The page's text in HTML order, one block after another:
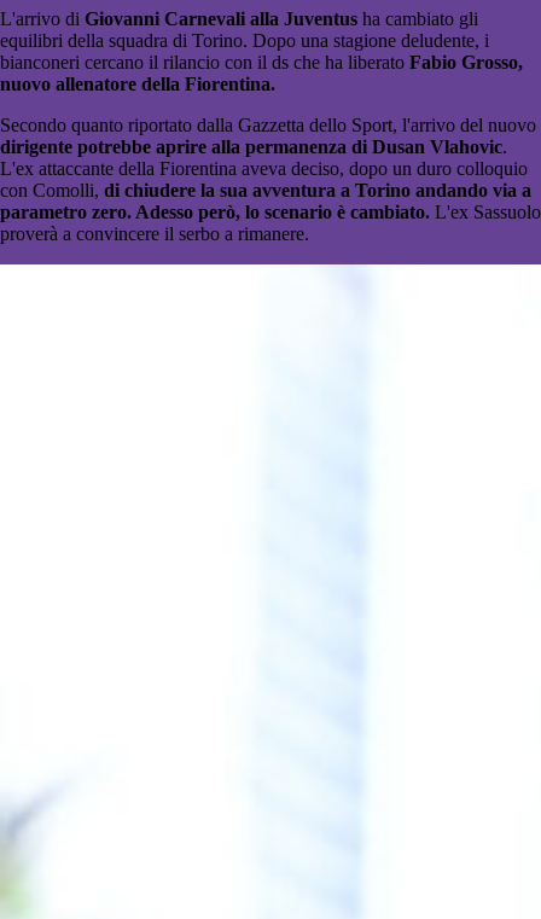
L'arrivo di Giovanni Carnevali alla Juventus ha cambiato gli
equilibri della squadra di Torino. Dopo una stagione deludente, i
bianconeri cercano il rilancio con il ds che ha liberato Fabio Grosso,
nuovo allenatore della Fiorentina.
Secondo quanto riportato dalla Gazzetta dello Sport, l'arrivo del nuovo
dirigente potrebbe aprire alla permanenza di Dusan Vlahovic.
L'ex attaccante della Fiorentina aveva deciso, dopo un duro colloquio
con Comolli, di chiudere la sua avventura a Torino andando via a
parametro zero. Adesso però, lo scenario è cambiato. L'ex Sassuolo
proverà a convincere il serbo a rimanere.